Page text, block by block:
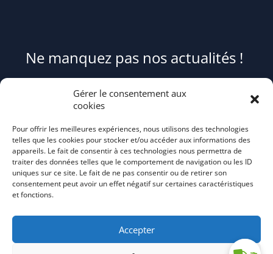
Gérer le consentement aux
cookies
Pour offrir les meilleures expériences, nous utilisons des technologies
telles que les cookies pour stocker et/ou accéder aux informations des
appareils. Le fait de consentir à ces technologies nous permettra de
traiter des données telles que le comportement de navigation ou les ID
uniques sur ce site. Le fait de ne pas consentir ou de retirer son
consentement peut avoir un effet négatif sur certaines caractéristiques
et fonctions.
Accepter
Ne manquez pas nos actualités !
conseils et astuces pour mieux trier et réduire vos déchets,
vous au flash info bi-mensuel Tri Action!